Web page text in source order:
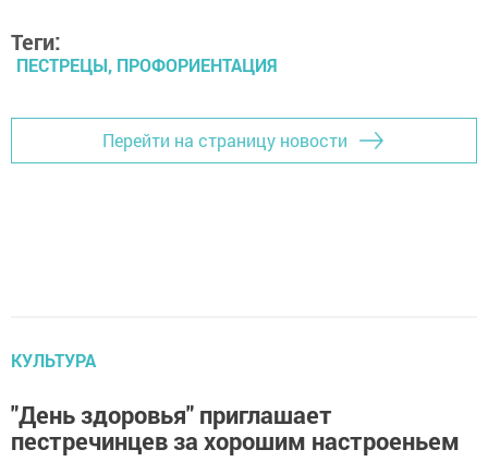
Теги:
ПЕСТРЕЦЫ, ПРОФОРИЕНТАЦИЯ
Перейти на страницу новости
КУЛЬТУРА
"День здоровья" приглашает
пестречинцев за хорошим настроеньем